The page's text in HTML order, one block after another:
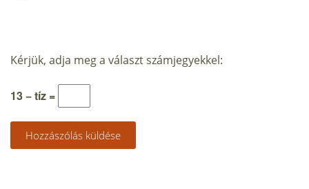
Kérjük, adja meg a választ számjegyekkel:
13 − tíz =